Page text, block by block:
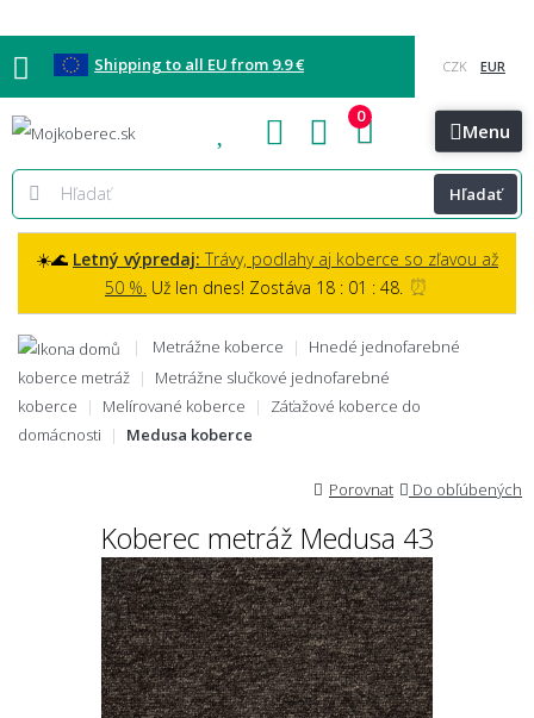
Shipping to all EU from 9.9 €
Blog Kontakt Menu
Hľadať
0
☀️🌊 Letný výpredaj: Trávy, podlahy aj koberce so zľavou až
50 %. Už len dnes! Zostáva 18 : 01 : 47. ⏰
Metrážne koberce
Hnedé jednofarebné
koberce metráž
Metrážne slučkové jednofarebné
koberce
Melírované koberce
Záťažové koberce do
domácnosti
Medusa koberce
Porovnat Do obľúbených
Koberec metráž Medusa 43